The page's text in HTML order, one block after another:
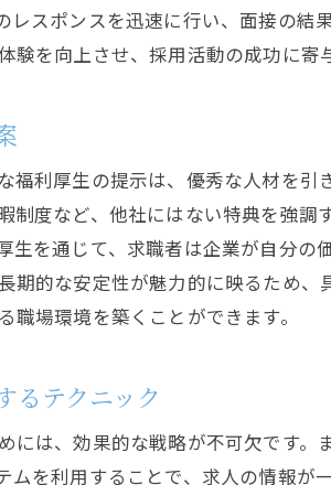
レスポンスを迅速に行い、面接の結
験を向上させ、採用活動の成功に寄
福利厚生の提示は、優秀な人材を
制度など、他社にはない特典を強
生を通じて、求職者は企業が自分
期的な安定性が魅力的に映るため
場環境を築くことができます。
るテクニック
には、効果的な戦略が不可欠です
ムを利用することで、求人の情報